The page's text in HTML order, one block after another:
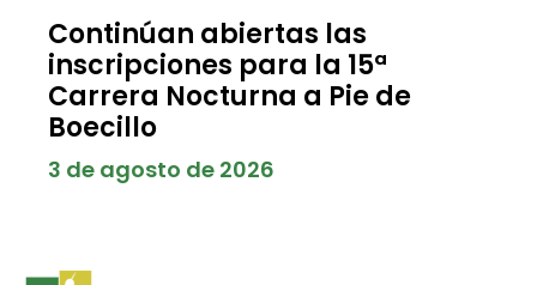
Continúan abiertas las
inscripciones para la 15ª
Carrera Nocturna a Pie de
Boecillo
3 de agosto de 2026